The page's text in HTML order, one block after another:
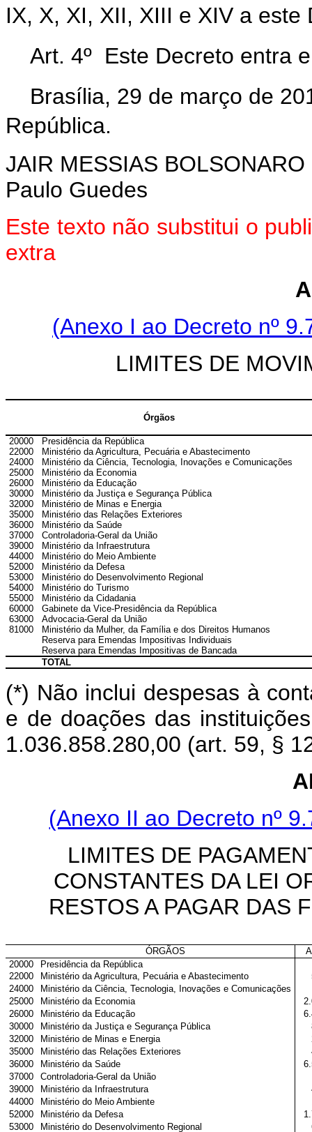
IX, X, XI, XII, XIII e XIV a este
Art. 4º Este Decreto entra
Brasília, 29 de março de
República.
JAIR MESSIAS BOLSONARO
Paulo Guedes
Este texto não substitui o
extra
(Anexo I ao Decreto nº
LIMITES DE
Órgãos
20000
Presidência da República
22000
Ministério da Agricultura, Pecuária e Abastecimento
24000
Ministério da Ciência, Tecnologia, Inovações e Comunicações
25000
Ministério da Economia
26000
Ministério da Educação
30000
Ministério da Justiça e Segurança Pública
32000
Ministério de Minas e Energia
35000
Ministério das Relações Exteriores
36000
Ministério da Saúde
37000
Controladoria-Geral da União
39000
Ministério da Infraestrutura
44000
Ministério do Meio Ambiente
52000
Ministério da Defesa
53000
Ministério do Desenvolvimento Regional
54000
Ministério do Turismo
55000
Ministério da Cidadania
60000
Gabinete da Vice-Presidência da República
63000
Advocacia-Geral da União
81000
Ministério da Mulher, da Família e dos Direitos Humanos
Reserva para Emendas Impositivas Individuais
Reserva para Emendas Impositivas de Bancada
TOTAL
(*) Não inclui despesas à
e de doações das
1.036.858.280,00 (art. 59, §
(Anexo II ao Decreto nº
LIMITES DE
CONSTANTES DA LEI
RESTOS A PAGAR DAS
ÓRGÃOS
20000
Presidência da República
22000
Ministério da Agricultura, Pecuária e Abastecimento
24000
Ministério da Ciência, Tecnologia, Inovações e Comunicações
25000
Ministério da Economia
26000
Ministério da Educação
30000
Ministério da Justiça e Segurança Pública
32000
Ministério de Minas e Energia
35000
Ministério das Relações Exteriores
36000
Ministério da Saúde
37000
Controladoria-Geral da União
39000
Ministério da Infraestrutura
44000
Ministério do Meio Ambiente
52000
Ministério da Defesa
53000
Ministério do Desenvolvimento Regional